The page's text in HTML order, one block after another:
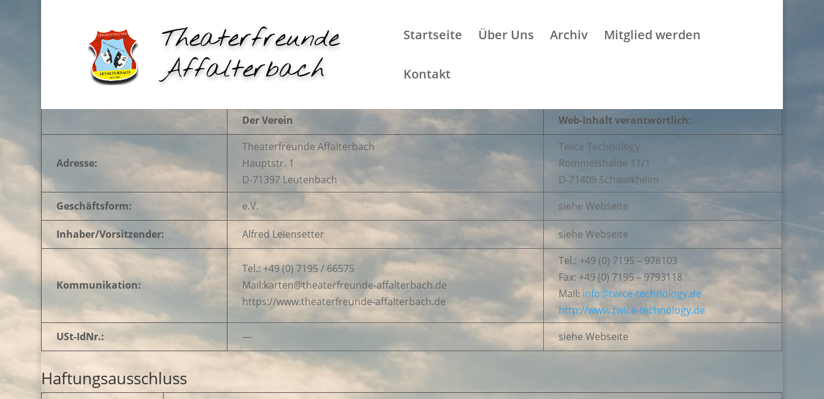
Startseite Über Uns Archiv Mitglied werden
Kontakt
– Angaben gemäß § 5 TMG –
Der Verein Web-Inhalt verantwortlich:
Adresse:
Theaterfreunde Affalterbach
Hauptstr. 1
D-71397 Leutenbach
Twice Technology
Rommelshalde 11/1
D-71409 Schwaikheim
Geschäftsform:
e.V. siehe Webseite
Inhaber/Vorsitzender: Alfred Leiensetter siehe Webseite
Kommunikation:
Tel.: +49 (0) 7195 / 66575
Mail:karten@theaterfreunde-affalterbach.de
https://www.theaterfreunde-affalterbach.de
Tel.: +49 (0) 7195 – 978103
Fax: +49 (0) 7195 – 9793118
Mail: info@twice-technology.de
http://www.twice-technology.de
USt-IdNr.:
— siehe Webseite
Haftungsausschluss